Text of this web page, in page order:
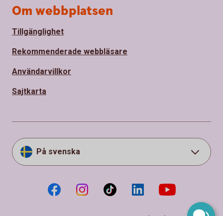
Om webbplatsen
Tillgänglighet
Rekommenderade webbläsare
Användarvillkor
Sajtkarta
På svenska